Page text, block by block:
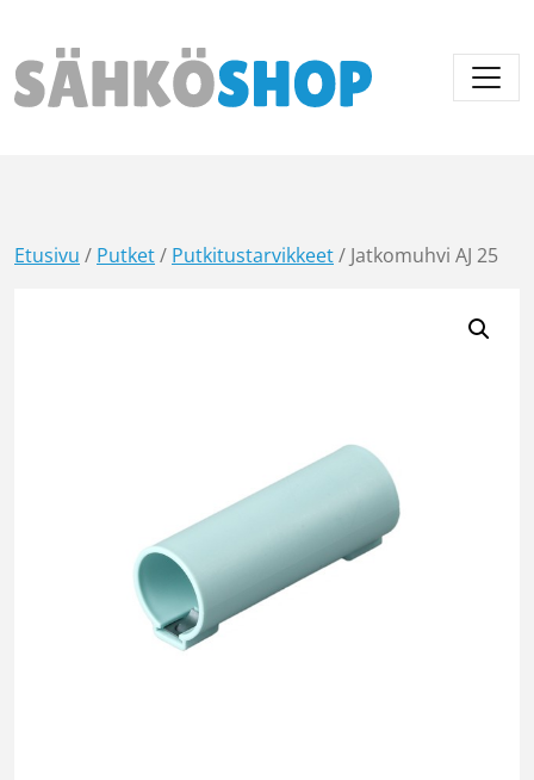
Päävalikko
Etusivu / Putket/ Putkitustarvikkeet/ Jatkomuhvi AJ 25